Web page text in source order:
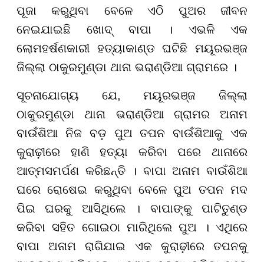
ପୂଜା କରୁଥିବା ବେଳେ ଏଠି ପୁଅର ଜୀବନ
ନେଇଯାଇଛି ଖୋଦ୍ ବାପା । ଏଭଳି ଏକ
ଲୋମହର୍ଷଣକାରୀ ହତ୍ୟାକାଣ୍ଡ ଘଟିଛି ମୟୂରଭଞ୍ଜ
ଜିଲ୍ଲା ଠାକୁରମୁଣ୍ଡା ଥାନା ଭରାଣ୍ଡିଆ ଗ୍ରାମରେ ।
ସୂଚନାଯୋଗ୍ୟ ଯେ, ମୟୂରଭଞ୍ଜ ଜିଲ୍ଲା
ଠାକୁରମୁଣ୍ଡା ଥାନା ଭରାଣ୍ଡିଆ ଗ୍ରାମର ଅନାମ
ବାଉଁଶିଆ ନିଜ ବଡ଼ ପୁଅ ତପନ ବାଉଁଶିଆକୁ ଏକ
କୁରାଢ଼ୀରେ ହାଣି ହତ୍ୟା କରିବା ପରେ ଥାନାରେ
ଆତ୍ମସମର୍ପଣ କରିଛନ୍ତି । ବାପା ଅନାମ ବାଉଁଶିଆ
ଘରେ ରୋଷେଇ କରୁଥିବା ବେଳେ ପୁଅ ତପନ ମଦ
ପିଇ ଘରକୁ ଆସିଥିଲେ । ବାପାଙ୍କୁ ପାଟିତୁଣ୍ଡ
କରିବା ସହିତ ଗୋଇଠା ମାରିଥିଲେ ପୁଅ । ଏଥିରେ
ବାପା ଅନାମ ରାଗିଯାଇ ଏକ କୁରାଢ଼ୀରେ ତପନକୁ